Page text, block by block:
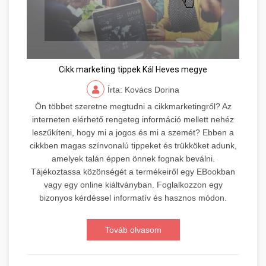
Cikk marketing tippek Kál Heves megye
Írta: Kovács Dorina
Ön többet szeretne megtudni a cikkmarketingről? Az
interneten elérhető rengeteg információ mellett nehéz
leszűkíteni, hogy mi a jogos és mi a szemét? Ebben a
cikkben magas színvonalú tippeket és trükköket adunk,
amelyek talán éppen önnek fognak beválni.
Tájékoztassa közönségét a termékeiről egy EBookban
vagy egy online kiáltványban. Foglalkozzon egy
bizonyos kérdéssel informatív és hasznos módon.
Továb olvasom